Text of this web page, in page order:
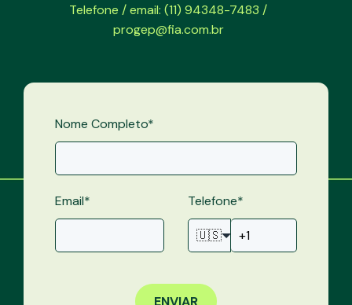
Telefone / email: (11) 94348-7483 /
progep@fia.com.br
Nome Completo*
Email* Telefone*
🇺🇸